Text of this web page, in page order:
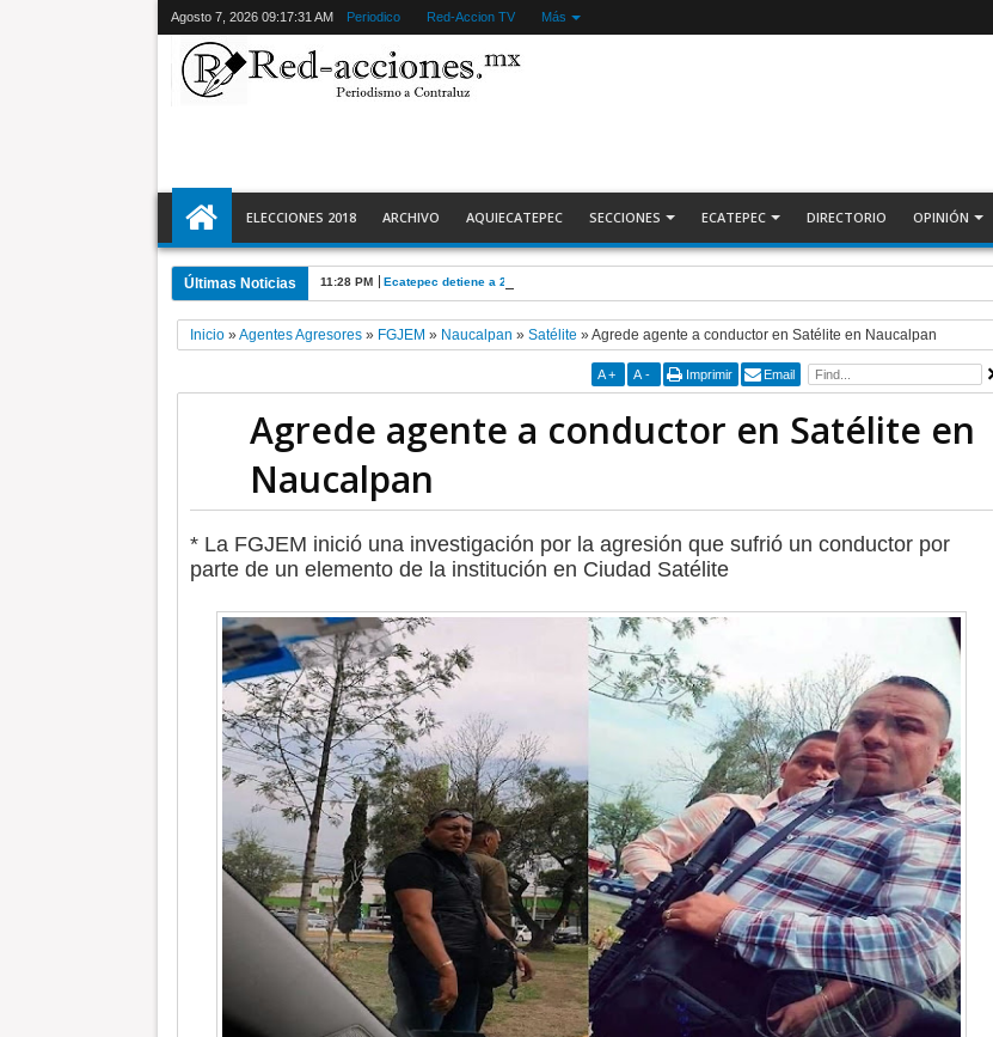
Agosto 7, 2026 09:17:32 AM Periodico Red-Accion TV Más
ELECCIONES 2018 ARCHIVO AQUIECATEPEC SECCIONES ECATEPEC DIRECTORIO OPINIÓN
Últimas Noticias 11:28 PM Ecatepec detiene a 2 y recuperan auto robado tras operativo con Tecámac +Video | INFORMATIVA
Inicio»Agentes Agresores» FGJEM » Naucalpan » Satélite »Agrede agente a conductor en Satélite en Naucalpan
A + A - Imprimir Email
Agrede agente a conductor en Satélite en
Naucalpan
* La FGJEM inició una investigación por la agresión que sufrió un conductor por
parte de un elemento de la institución en Ciudad Satélite